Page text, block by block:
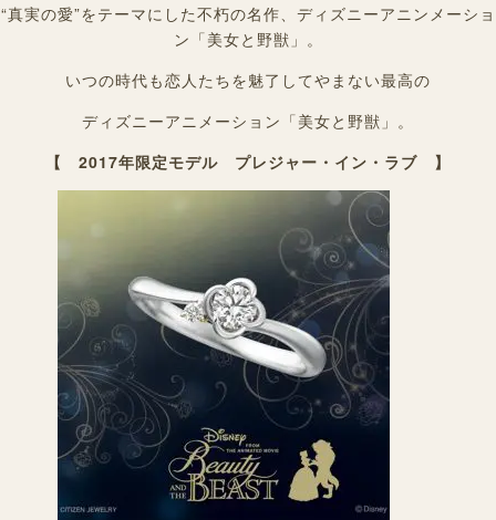
“真実の愛”をテーマにした不朽の名作、ディズニーアニンメーショ
ン「美女と野獣」。
いつの時代も恋人たちを魅了してやまない最高の
ディズニーアニメーション「美女と野獣」。
【 2017年限定モデル プレジャー・イン・ラブ 】